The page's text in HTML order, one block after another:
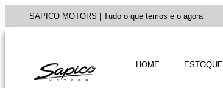
SAPICO MOTORS | Tudo o que temos é o agora
HOME ESTOQUE